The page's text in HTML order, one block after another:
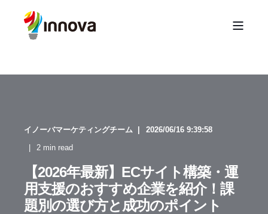
イノーバマーケティングチーム
2026/06/16 9:39:58
2 min read
【2026年最新】ECサイト構築・運
用支援のおすすめ企業を紹介！課
題別の選び方と成功のポイント